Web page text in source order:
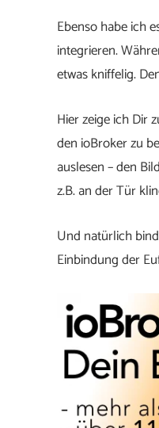
Ebenso habe ich
integrieren.
etwas kniffelig.
Hier zeige ich Dir
den ioBroker zu
auslesen – den
z.B. an der Tür
Und natürlich
Einbindung der